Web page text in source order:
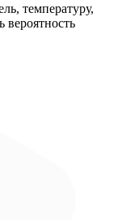
температуру,